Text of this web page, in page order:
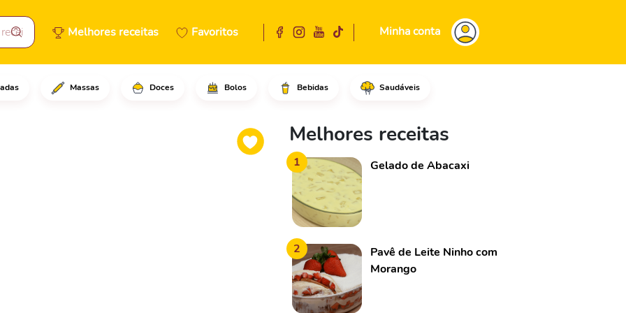
Melhores receitas Favoritos Minha conta
Massas Doces Bolos Bebidas Saudáveis
superficiais na pele da panceta na vertical e depois na
Melhores receitas
1 Gelado de Abacaxi
2
Pavê de Leite Ninho com
Morango